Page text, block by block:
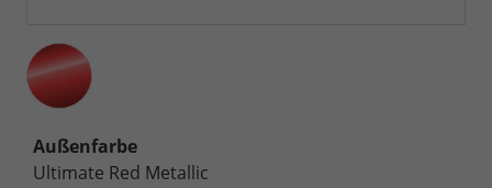
Außenfarbe
Ultimate Red Metallic